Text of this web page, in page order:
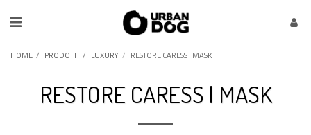
HOME PRODOTTI LUXURY RESTORE CARESS | MASK
RESTORE CARESS | MASK